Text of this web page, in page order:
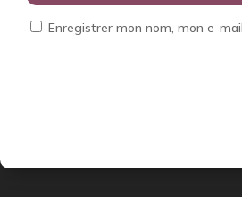
Enregistrer mon nom, mon e-